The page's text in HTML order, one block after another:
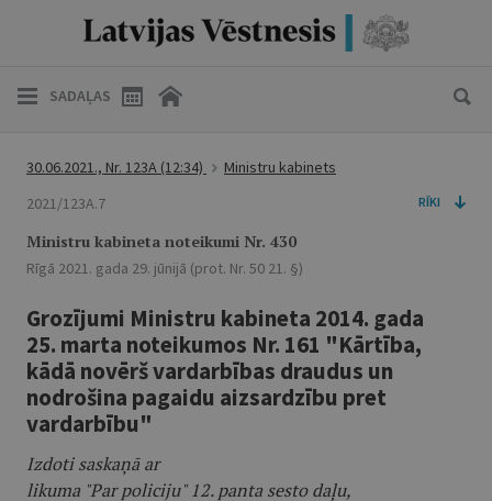
SADAĻAS
30.06.2021., Nr. 123A (12:34)
Ministru kabinets
2021/123A.7
RĪKI
Ministru kabineta noteikumi Nr. 430
Rīgā 2021. gada 29. jūnijā (prot. Nr. 50 21. §)
Grozījumi Ministru kabineta 2014. gada
25. marta noteikumos Nr. 161 "Kārtība,
kādā novērš vardarbības draudus un
nodrošina pagaidu aizsardzību pret
vardarbību"
Izdoti saskaņā ar
likuma "Par policiju" 12. panta sesto daļu,